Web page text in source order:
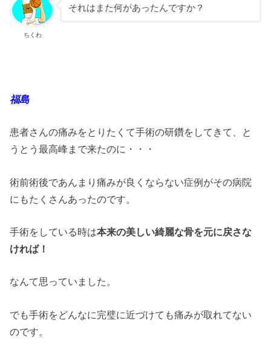
ちくわ
それはまた何があったんですか？
福島
患者さんの痛みをとりたくて手術の研鑽をしてきて、と
うとう最高峰まで来たのに・・・
術前術後であんまり痛みが良くならない症例がその病院
にもたくさんあったのです。
手術をしている時は本来の美しい綺麗な骨を元に戻さな
ければ！
なんて思っていました。
でも手術をどんなに完璧に近づけても痛みが取れてない
のです。